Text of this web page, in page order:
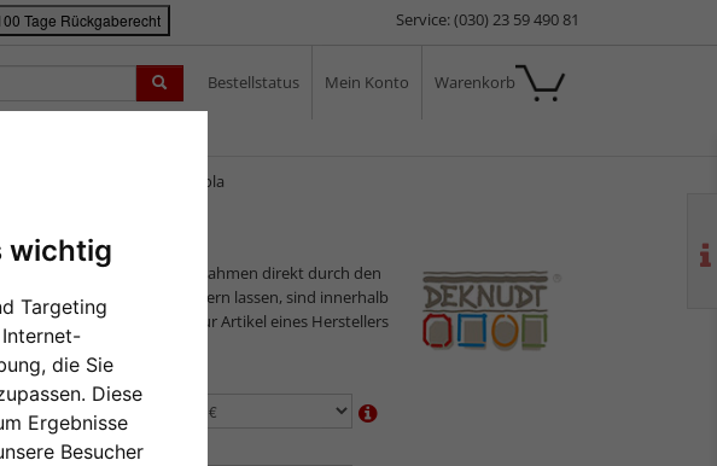
wichtig
Targeting
die Sie
Diese
Ergebnisse
Besucher
Tage Rückgaberecht Service: (030) 23 59 490 81
Bestellstatus Mein Konto Warenkorb
Holz-Bilderrahmen Lola
Da wir die Bilderrahmen direkt durch den
Hersteller ausliefern lassen, sind innerhalb
eines Auftrags nur Artikel eines Herstellers
Format wählen:
Farbe wählen: